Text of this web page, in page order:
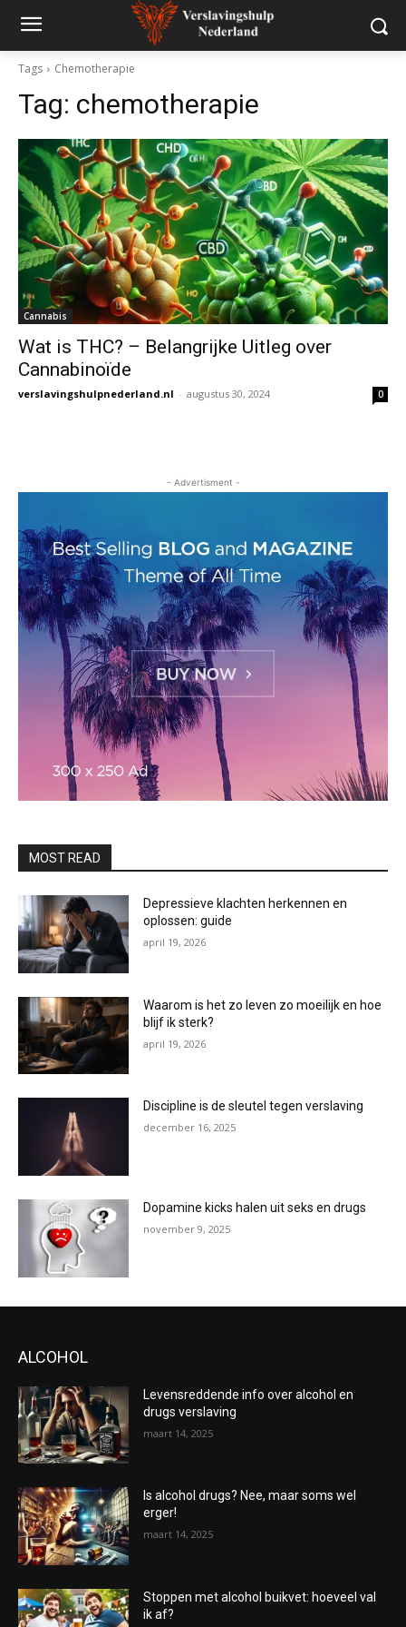
Tags Chemotherapie
Tag: chemotherapie
Cannabis
Wat is THC? – Belangrijke Uitleg over
Cannabinoïde
verslavingshulpnederland.nl - augustus 30, 2024 0
- Advertisment -
MOST READ
Depressieve klachten herkennen en
oplossen: guide
april 19, 2026
Waarom is het zo leven zo moeilijk en hoe
blijf ik sterk?
april 19, 2026
Discipline is de sleutel tegen verslaving
december 16, 2025
Dopamine kicks halen uit seks en drugs
november 9, 2025
ALCOHOL
Levensreddende info over alcohol en
drugs verslaving
maart 14, 2025
Is alcohol drugs? Nee, maar soms wel
erger!
maart 14, 2025
Stoppen met alcohol buikvet: hoeveel val
ik af?